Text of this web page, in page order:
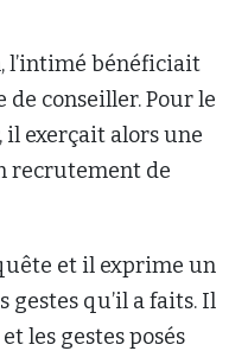
l’intimé bénéficiait
de conseiller. Pour le
il exerçait alors une
recrutement de
et il exprime un
gestes qu’il a faits. Il
les gestes posés